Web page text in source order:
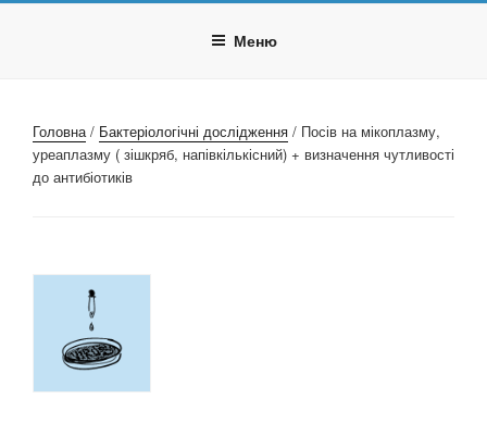
Меню
Головна/ Бактеріологічні дослідження / Посів на мікоплазму,
уреаплазму ( зішкряб, напівкількісний) + визначення чутливості
до антибіотиків